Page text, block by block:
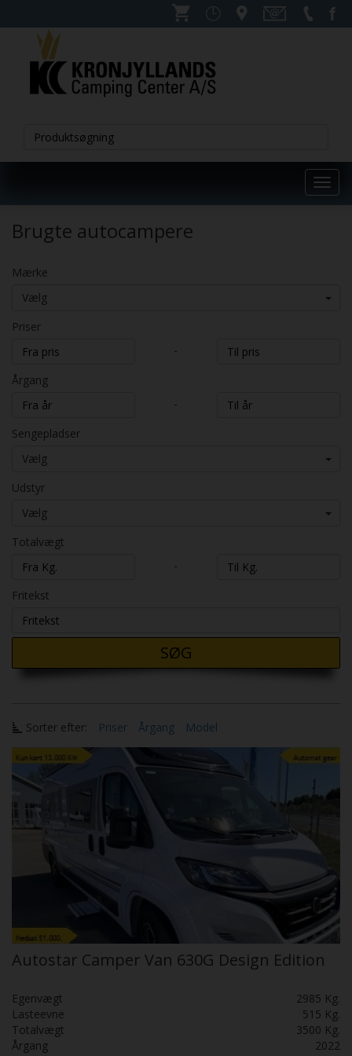
Brugte autocampere
Mærke
Vælg
Priser
-
Årgang
-
Sengepladser
Vælg
Udstyr
Vælg
Totalvægt
-
Fritekst
SØG
Sorter efter: Priser Årgang Model
Autostar Camper Van 630G Design Edition
Egenvægt
2985 Kg.
Lasteevne
515 Kg.
Totalvægt
3500 Kg.
Årgang
2022